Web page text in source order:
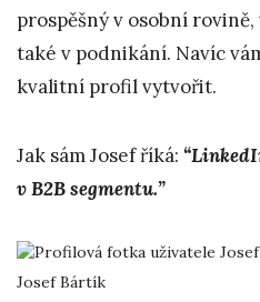
prospěšný v osobní
také v podnikání. Navíc
kvalitní profil vytvořit.
Jak sám Josef říká:
v B2B segmentu.”
Josef Bártík